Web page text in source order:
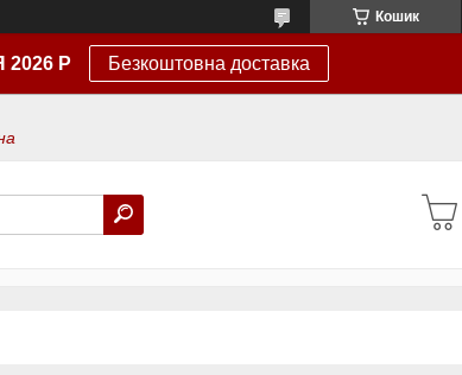
Кошик
2026 Р Безкоштовна доставка